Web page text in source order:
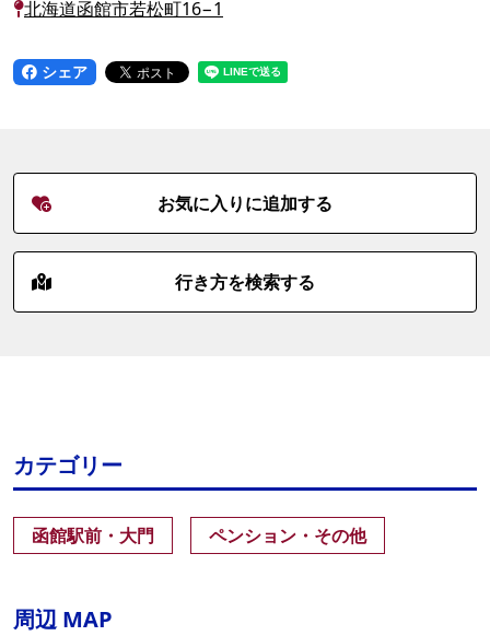
北海道函館市若松町16−1
シェア
お気に入りに追加する
行き方を検索する
カテゴリー
函館駅前・大門 ペンション・その他
周辺 MAP